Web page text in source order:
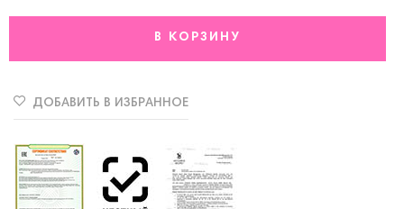
В КОРЗИНУ
ДОБАВИТЬ В ИЗБРАННОЕ